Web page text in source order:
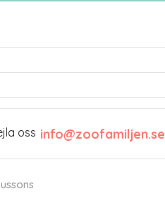
oss info@zoofamiljen.se